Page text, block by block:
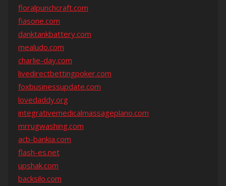
floralpunchcraft.com
fiasone.com
danktankbattery.com
mealudo.com
charlie-day.com
livedirectbettingpoker.com
foxbusinessupdate.com
lovedaddy.org
integrativemedicalmassageplano.com
mrrugwashing.com
acb-bankia.com
flash-es.net
upshak.com
backsilo.com